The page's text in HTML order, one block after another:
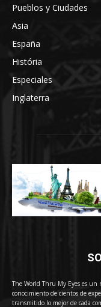
Pueblos y Ciudades
Asia
España
História
Especiales
Inglaterra
The World Thru My Eyes es un
conocimiento de cientos de
transmitido lo mejor de cada